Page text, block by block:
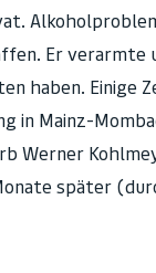
Er
haben.
in Mainz-
Werner
später